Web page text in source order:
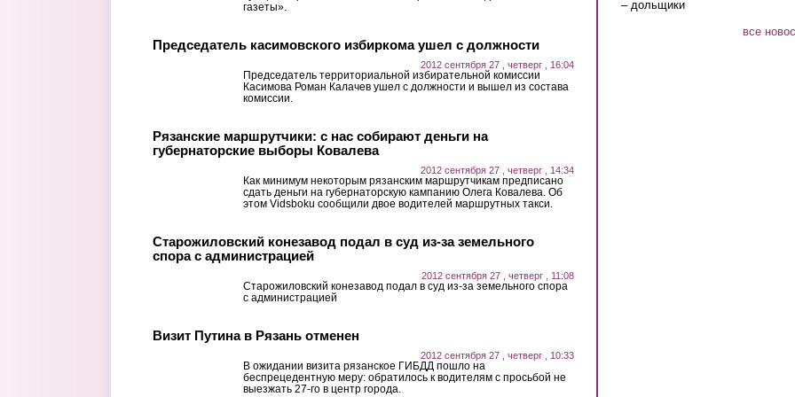
газеты».
Председатель касимовского избиркома ушел с должности
2012 сентября 27 , четверг , 16:04
Председатель территориальной избирательной комиссии
Касимова Роман Калачев ушел с должности и вышел из состава
комиссии.
Рязанские маршрутчики: с нас собирают деньги на
губернаторские выборы Ковалева
2012 сентября 27 , четверг , 14:34
Как минимум некоторым рязанским маршрутчикам предписано
сдать деньги на губернаторскую кампанию Олега Ковалева. Об
этом Vidsboku сообщили двое водителей маршрутных такси.
Старожиловский конезавод подал в суд из-за земельного
спора с администрацией
2012 сентября 27 , четверг , 11:08
Старожиловский конезавод подал в суд из-за земельного спора
с администрацией
Визит Путина в Рязань отменен
2012 сентября 27 , четверг , 10:33
В ожидании визита рязанское ГИБДД пошло на
беспрецедентную меру: обратилось к водителям с просьбой не
выезжать 27-го в центр города.
– дольщики
все